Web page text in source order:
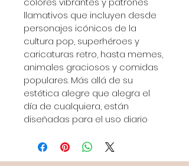
llamativos que incluyen desde
personajes icónicos de la
cultura pop, superhéroes y
caricaturas retro, hasta memes,
animales graciosos y comidas
populares. Más allá de su
estética alegre que alegra el
día de cualquiera, están
diseñadas para el uso diario